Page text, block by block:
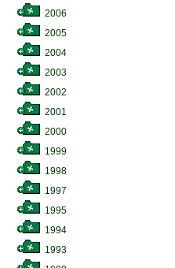
2006
2005
2004
2003
2002
2001
2000
1999
1998
1997
1995
1994
1993